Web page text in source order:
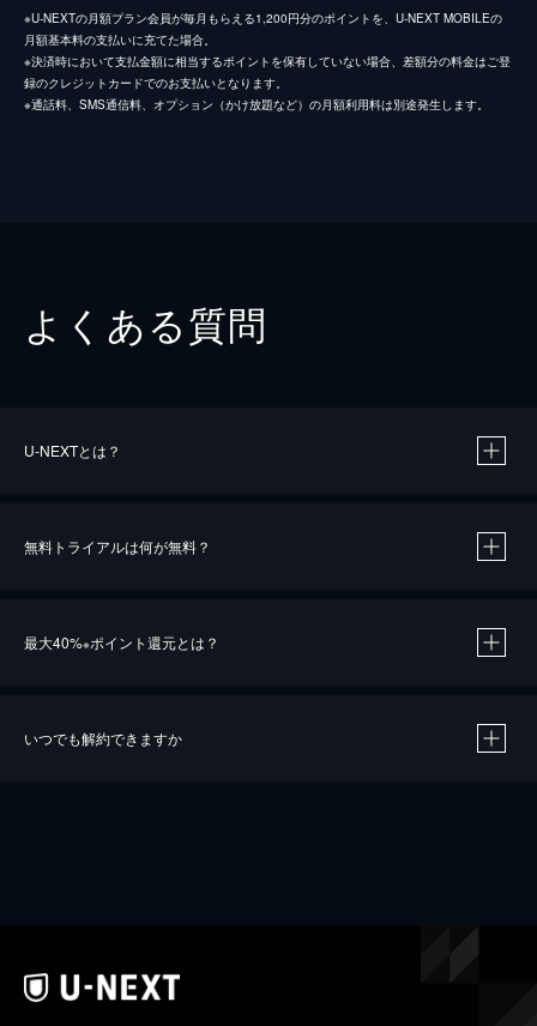
※U-NEXTの月額プラン会員が毎月もらえる1,200円分のポイントを、U-NEXT MOBILEの
月額基本料の支払いに充てた場合。
※決済時において支払金額に相当するポイントを保有していない場合、差額分の料金はご登
録のクレジットカードでのお支払いとなります。
※通話料、SMS通信料、オプション（かけ放題など）の月額利用料は別途発生します。
よくある質問
U-NEXTとは？
無料トライアルは何が無料？
最大40%※ポイント還元とは？
いつでも解約できますか